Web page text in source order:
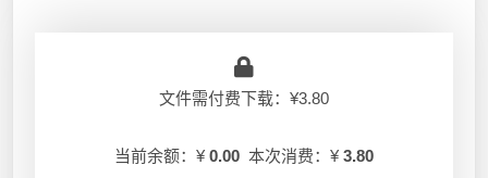
文件需付费下载：¥3.80
当前余额：¥ 0.00 本次消费：¥ 3.80